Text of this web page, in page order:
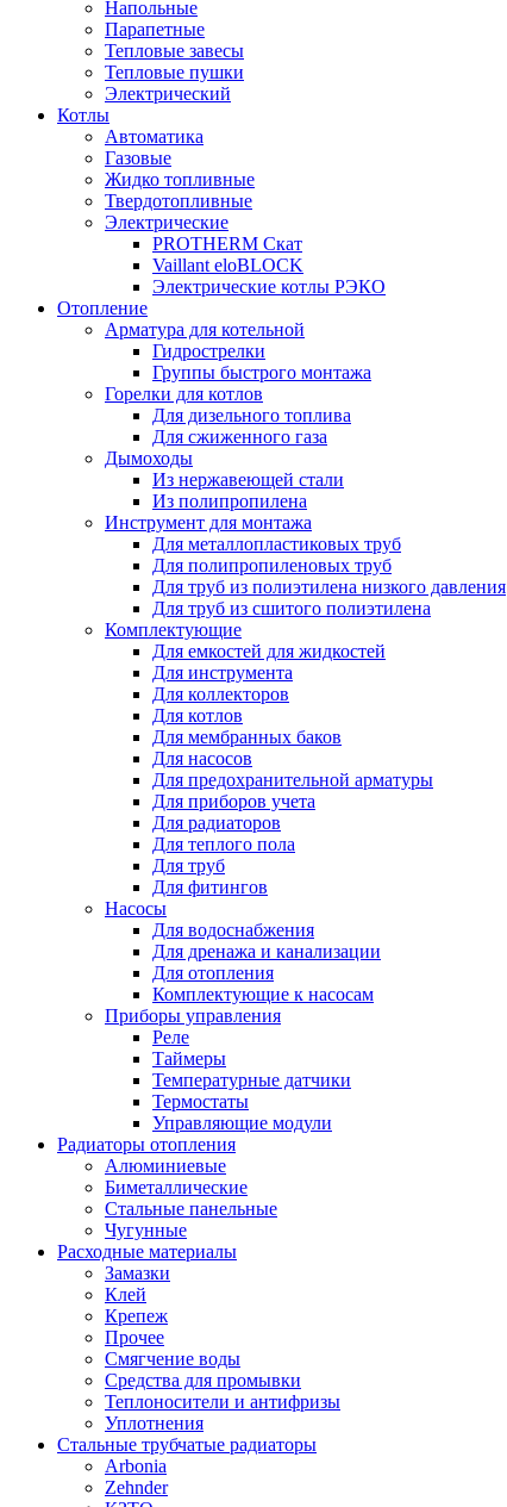
Напольные
Парапетные
Тепловые завесы
Тепловые пушки
Электрический
Котлы
Автоматика
Газовые
Жидко топливные
Твердотопливные
Электрические
PROTHERM Скат
Vaillant eloBLOCK
Электрические котлы РЭКО
Отопление
Арматура для котельной
Гидрострелки
Группы быстрого монтажа
Горелки для котлов
Для дизельного топлива
Для сжиженного газа
Дымоходы
Из нержавеющей стали
Из полипропилена
Инструмент для монтажа
Для металлопластиковых труб
Для полипропиленовых труб
Для труб из полиэтилена низкого давления
Для труб из сшитого полиэтилена
Комплектующие
Для емкостей для жидкостей
Для инструмента
Для коллекторов
Для котлов
Для мембранных баков
Для насосов
Для предохранительной арматуры
Для приборов учета
Для радиаторов
Для теплого пола
Для труб
Для фитингов
Насосы
Для водоснабжения
Для дренажа и канализации
Для отопления
Комплектующие к насосам
Приборы управления
Реле
Таймеры
Температурные датчики
Термостаты
Управляющие модули
Радиаторы отопления
Алюминиевые
Биметаллические
Стальные панельные
Чугунные
Расходные материалы
Замазки
Клей
Крепеж
Прочее
Смягчение воды
Средства для промывки
Теплоносители и антифризы
Уплотнения
Стальные трубчатые радиаторы
Arbonia
Zehnder